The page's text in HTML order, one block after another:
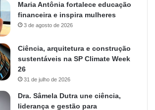
Maria Antônia fortalece educação
financeira e inspira mulheres
3 de agosto de 2026
Ciência, arquitetura e construção
sustentáveis na SP Climate Week
26
31 de julho de 2026
Dra. Sâmela Dutra une ciência,
liderança e gestão para